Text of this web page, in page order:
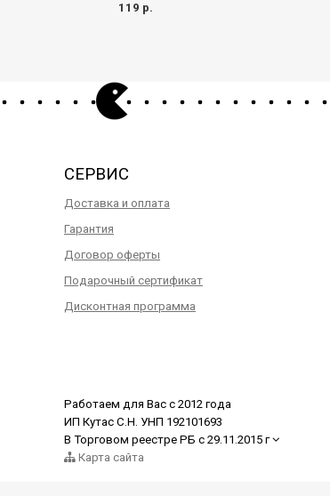
119 р.
СЕРВИС
Доставка и оплата
Гарантия
Договор оферты
Подарочный сертификат
Дисконтная программа
Работаем для Вас с 2012 года
ИП Кутас С.Н. УНП 192101693
В Торговом реестре РБ с 29.11.2015 г
Карта сайта